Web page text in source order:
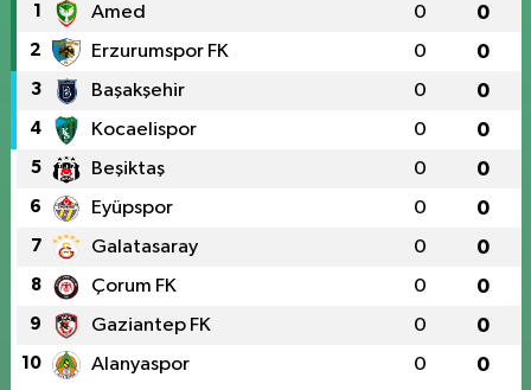
1 Amed 0 0
2 Erzurumspor FK 0 0
3 Başakşehir 0 0
4 Kocaelispor 0 0
5 Beşiktaş 0 0
6 Eyüpspor 0 0
7 Galatasaray 0 0
8 Çorum FK 0 0
9 Gaziantep FK 0 0
10 Alanyaspor 0 0